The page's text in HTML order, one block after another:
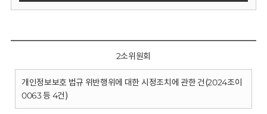
2소위원회
개인정보보호 법규 위반행위에 대한 시정조치에 관한 건(2024조이
0063 등 4건)